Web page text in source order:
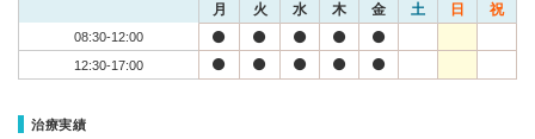
月 火 水 木 金 土 日 祝
08:30-12:00
12:30-17:00
治療実績